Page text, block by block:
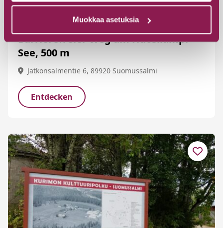
Muokkaa asetuksia
Barrierefreier Weg am Huosilampi-
See, 500 m
Jatkonsalmentie 6, 89920 Suomussalmi
Entdecken